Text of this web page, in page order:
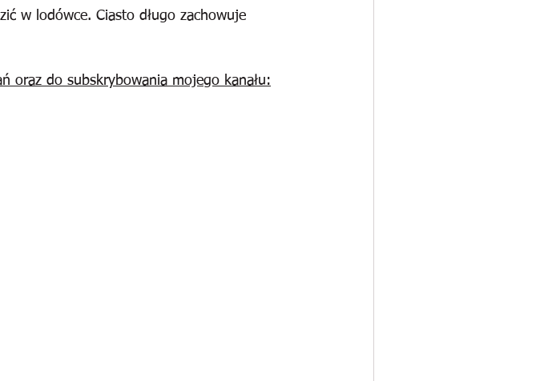
w lodówce. Ciasto długo zachowuje
oraz do subskrybowania mojego kanału: